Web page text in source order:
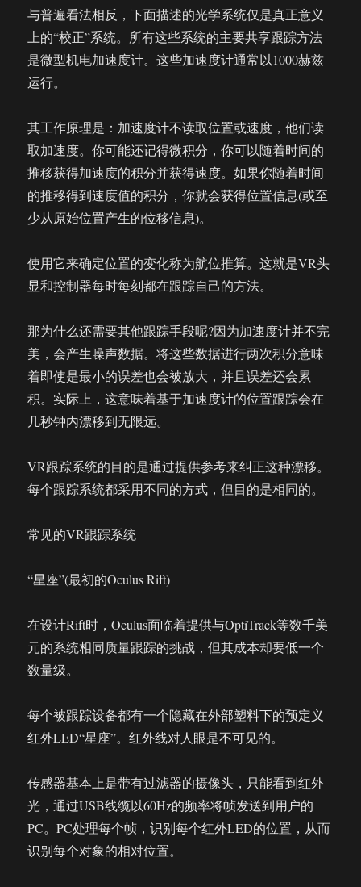
与普遍看法相反，下面描述的光学系统仅是真正意义
上的“校正”系统。所有这些系统的主要共享跟踪方法
是微型机电加速度计。这些加速度计通常以1000赫兹
运行。
其工作原理是：加速度计不读取位置或速度，他们读
取加速度。你可能还记得微积分，你可以随着时间的
推移获得加速度的积分并获得速度。如果你随着时间
的推移得到速度值的积分，你就会获得位置信息(或至
少从原始位置产生的位移信息)。
使用它来确定位置的变化称为航位推算。这就是VR头
显和控制器每时每刻都在跟踪自己的方法。
那为什么还需要其他跟踪手段呢?因为加速度计并不完
美，会产生噪声数据。将这些数据进行两次积分意味
着即使是最小的误差也会被放大，并且误差还会累
积。实际上，这意味着基于加速度计的位置跟踪会在
几秒钟内漂移到无限远。
VR跟踪系统的目的是通过提供参考来纠正这种漂移。
每个跟踪系统都采用不同的方式，但目的是相同的。
常见的VR跟踪系统
“星座”(最初的Oculus Rift)
在设计Rift时，Oculus面临着提供与OptiTrack等数千美
元的系统相同质量跟踪的挑战，但其成本却要低一个
数量级。
每个被跟踪设备都有一个隐藏在外部塑料下的预定义
红外LED“星座”。红外线对人眼是不可见的。
传感器基本上是带有过滤器的摄像头，只能看到红外
光，通过USB线缆以60Hz的频率将帧发送到用户的
PC。PC处理每个帧，识别每个红外LED的位置，从而
识别每个对象的相对位置。